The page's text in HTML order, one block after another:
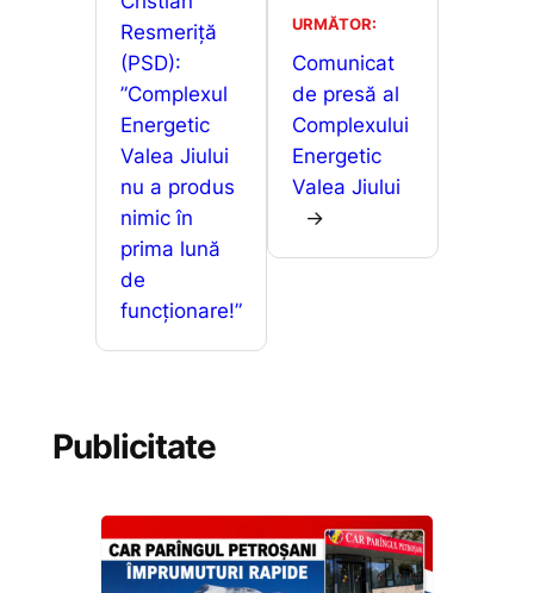
o
k
p
g
er
z
ă
Resmeriță
(PSD):
”Complexul
Energetic
Valea Jiului
nu a produs
nimic în
prima lună
de
funcționare!”
URMĂTOR:
Comunicat
de presă al
Complexului
Energetic
Valea Jiului
→
Publicitate